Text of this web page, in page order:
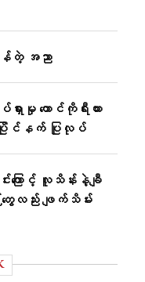
န်တဲ့ အညာ
မှု တောင်ကိုရီးယား
ြိုင်နက် ပြုလုပ်
ောင့် လူသိန်းနဲ့ချီ
တွေလည်း ဖျက်သိမ်း